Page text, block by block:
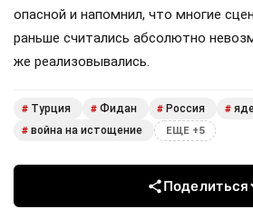
опасной и напомнил, что многие
раньше считались абсолютно
же реализовывались.
# Турция # Фидан # Россия #
# война на истощение ЕЩЕ +5
Поделиться